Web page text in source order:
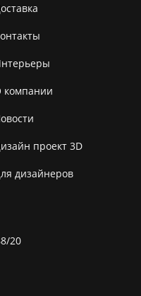
компании
проект 3D
дизайнеров
20